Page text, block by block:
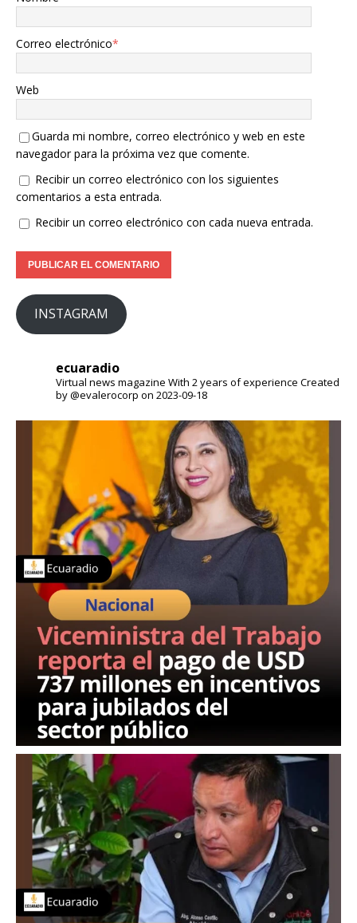
Correo electrónico*
Web
Guarda mi nombre, correo electrónico y web en este
navegador para la próxima vez que comente.
Recibir un correo electrónico con los siguientes
comentarios a esta entrada.
Recibir un correo electrónico con cada nueva entrada.
INSTAGRAM
ecuaradio
Virtual news magazine With 2 years of experience Created
by @evalerocorp on 2023-09-18